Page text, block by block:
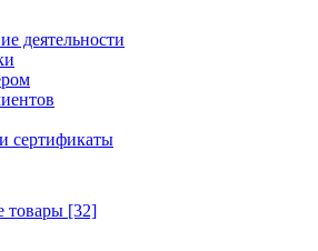
деятельности
сертификаты
товары [32]